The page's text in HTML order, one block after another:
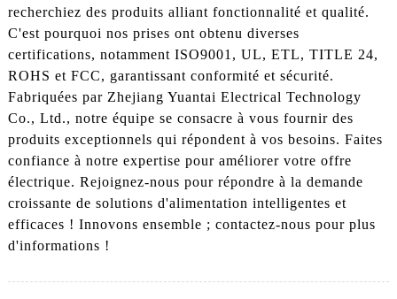
recherchiez des produits alliant fonctionnalité et qualité.
C'est pourquoi nos prises ont obtenu diverses
certifications, notamment ISO9001, UL, ETL, TITLE 24,
ROHS et FCC, garantissant conformité et sécurité.
Fabriquées par Zhejiang Yuantai Electrical Technology
Co., Ltd., notre équipe se consacre à vous fournir des
produits exceptionnels qui répondent à vos besoins. Faites
confiance à notre expertise pour améliorer votre offre
électrique. Rejoignez-nous pour répondre à la demande
croissante de solutions d'alimentation intelligentes et
efficaces ! Innovons ensemble ; contactez-nous pour plus
d'informations !